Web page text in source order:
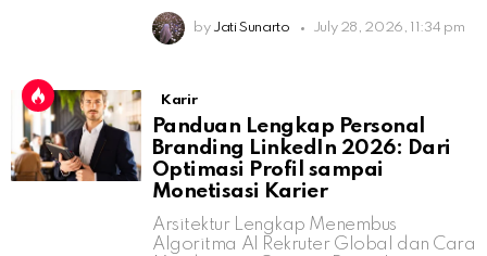
by Jati Sunarto July 28, 2026, 11:34 pm
Karir
Panduan Lengkap Personal
Branding LinkedIn 2026: Dari
Optimasi Profil sampai
Monetisasi Karier
Arsitektur Lengkap Menembus
Algoritma AI Rekruter Global dan Cara